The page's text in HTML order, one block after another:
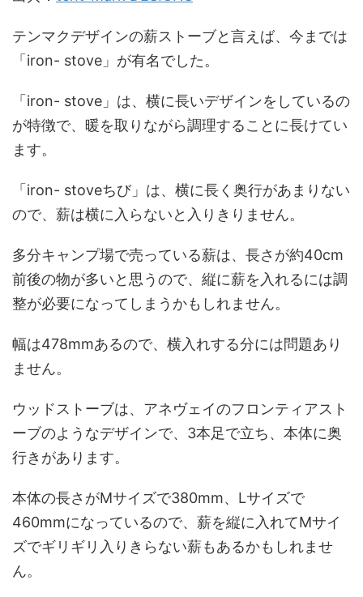
テンマクデザインの薪ストーブと言えば、今までは
「iron- stove」が有名でした。
「iron- stove」は、横に長いデザインをしているの
が特徴で、暖を取りながら調理することに長けてい
ます。
「iron- stoveちび」は、横に長く奥行があまりない
ので、薪は横に入らないと入りきりません。
多分キャンプ場で売っている薪は、長さが約40cm
前後の物が多いと思うので、縦に薪を入れるには調
整が必要になってしまうかもしれません。
幅は478mmあるので、横入れする分には問題あり
ません。
ウッドストーブは、アネヴェイのフロンティアスト
ーブのようなデザインで、3本足で立ち、本体に奥
行きがあります。
本体の長さがMサイズで380mm、Lサイズで
460mmになっているので、薪を縦に入れてMサイ
ズでギリギリ入りきらない薪もあるかもしれませ
ん。